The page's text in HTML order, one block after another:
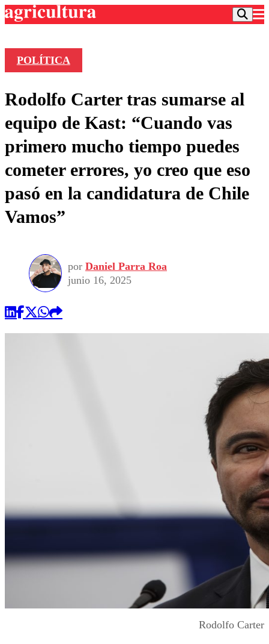
Frecuencias
Agricultura TV
Deportes
Colo Colo
Motor
Otros Deportes
Seleccion Chilena
Universidad de Chile
Entretención
Dato Practico
Economía
Sustentabilidad
Vida Social
Publicaciones en medios
POLÍTICA
Rodolfo Carter tras sumarse al
equipo de Kast: “Cuando vas
primero mucho tiempo puedes
cometer errores, yo creo que eso
pasó en la candidatura de Chile
Vamos”
por Daniel Parra Roa
junio 16, 2025
Rodolfo Carter